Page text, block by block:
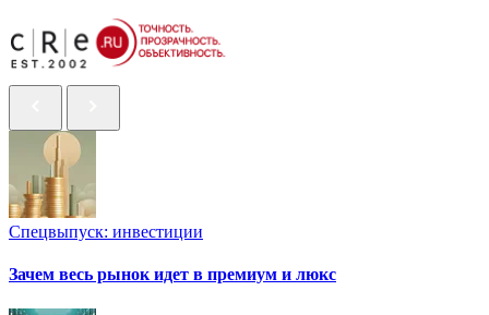
Спецвыпуск: инвестиции
Зачем весь рынок идет в премиум и люкс